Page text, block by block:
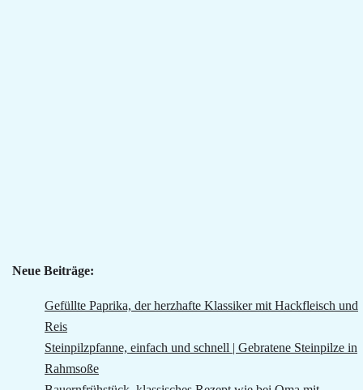
Neue Beiträge:
Gefüllte Paprika, der herzhafte Klassiker mit Hackfleisch und
Reis
Steinpilzpfanne, einfach und schnell | Gebratene Steinpilze in
Rahmsoße